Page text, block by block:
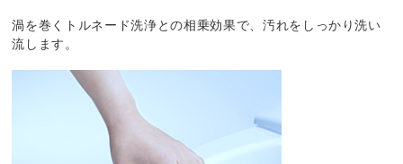
渦を巻くトルネード洗浄との相乗効果で、汚れをしっかり洗い
流します。